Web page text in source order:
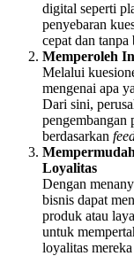
digital seperti
penyebaran
cepat dan tanpa
Memperoleh
Melalui
mengenai apa
Dari sini,
pengembangan
berdasarkan
Loyalitas
Dengan
bisnis dapat
produk atau
untuk
loyalitas